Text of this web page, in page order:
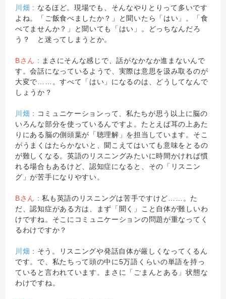
川畑 : なるほど。現場でも、そんなやりとりって多いです
よね。「ご飯食べましたか？」と聞いたら「はい」。「食
べてませんか？」と聞いても「はい」。どっちなんだろ
う？ と迷ってしまうとか。
Bさん : まさにそんな感じで、話がなかなか進まないんで
す。会話になっているようで、実際は意思を汲み取るのが
大変で……。すべて「はい」になるのは、どうしてなんで
しょうか？
川畑 : コミュニケーションって、私たちが思う以上に脳の
いろんな部分を使っているんですよ。たとえば耳の上あた
りにある脳の側頭葉が「聴理解」を担当しています。そこ
がうまくはたらかないと、聞こえてはいても意味をとるの
が難しくなる。英語のリスニングみたいに時間かければ慣
れる場合もあるけど、認知症になると、その「リスニン
グ」が苦手になりやすい。
Bさん : 私も英語のリスニングは苦手ですけど……。た
だ、認知症がある方は、まず「聞く」こと自体が難しいわ
けですね。そこにコミュニケーションの問題が重なってく
るわけですか？
川畑 : そう。リスニングや発話自体が厳しくなってくるん
です。で、私たちって頭の中に5万語くらいの単語を持っ
ていると言われています。まさに「ごまんとある」状態な
わけですね。